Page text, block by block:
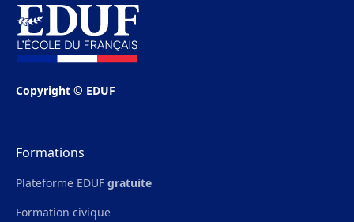
Copyright © EDUF
Formations
Plateforme EDUF gratuite
Formation civique